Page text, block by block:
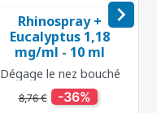
Rhinospray +
Eucalyptus 1,18
mg/ml - 10 ml
Dégage le nez bouché
8,76 € -36%
